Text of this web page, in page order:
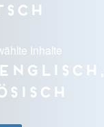
Inhalte